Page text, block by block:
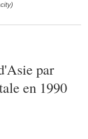
par
en 1990